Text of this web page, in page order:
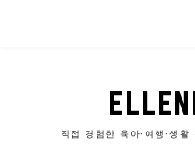
직접 경험한 육아·여행·생